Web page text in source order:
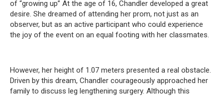
of “growing up” At the age of 16, Chandler developed a great
desire. She dreamed of attending her prom, not just as an
observer, but as an active participant who could experience
the joy of the event on an equal footing with her classmates.
However, her height of 1.07 meters presented a real obstacle.
Driven by this dream, Chandler courageously approached her
family to discuss leg lengthening surgery. Although this